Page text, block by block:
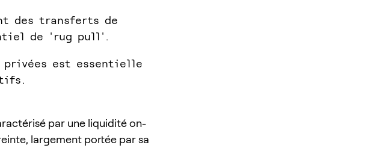
des transferts de
de 'rug pull'.
privées est essentielle
par une liquidité on-
largement portée par sa